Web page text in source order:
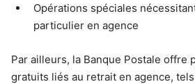
Opérations spéciales
particulier en agence
Par ailleurs, la Banque Postale offre
gratuits liés au retrait en agence,